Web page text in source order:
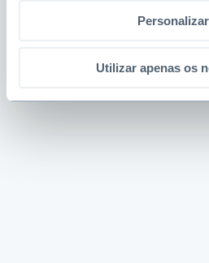
Personalizar
Utilizar apenas os